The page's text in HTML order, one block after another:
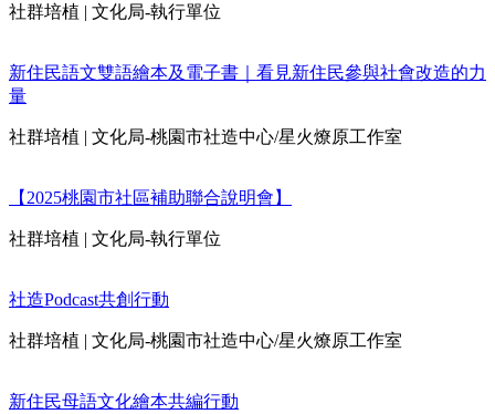
社群培植 | 文化局-執行單位
新住民語文雙語繪本及電子書｜看見新住民參與社會改造的力
量
社群培植 | 文化局-桃園市社造中心/星火燎原工作室
【2025桃園市社區補助聯合說明會】
社群培植 | 文化局-執行單位
社造Podcast共創行動
社群培植 | 文化局-桃園市社造中心/星火燎原工作室
新住民母語文化繪本共編行動